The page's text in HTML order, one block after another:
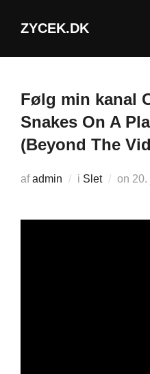
ZYCEK.DK
Følg min kanal
Snakes On A
(Beyond The
afadmin i Slet on 20.